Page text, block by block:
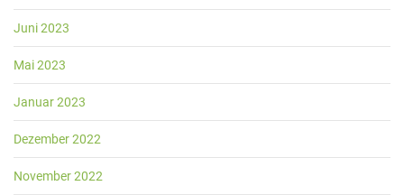
Juni 2023
Mai 2023
Januar 2023
Dezember 2022
November 2022